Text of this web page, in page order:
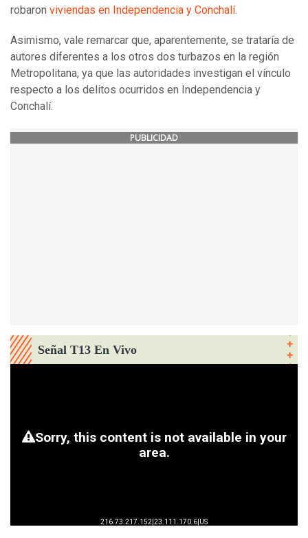
robaron viviendas en Independencia y Conchalí.
Asimismo, vale remarcar que, aparentemente, se trataría de
autores diferentes a los otros dos turbazos en la región
Metropolitana, ya que las autoridades investigan el vínculo
respecto a los delitos ocurridos en Independencia y
Conchalí.
PUBLICIDAD
Señal T13 En Vivo